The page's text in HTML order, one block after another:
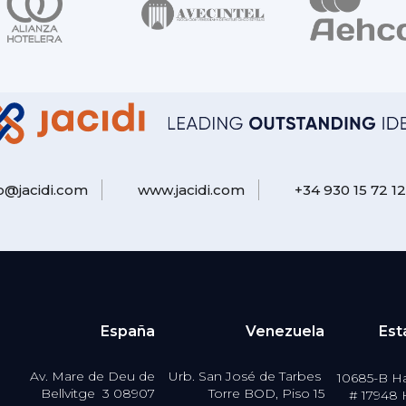
www.jacidi.com +34 930 15 72 12
España
Av. Mare de Deu de
Bellvitge 3 08907
Venezuela
Urb. San José de Tarbes
Torre BOD, Piso 15
10685-B
# 17948